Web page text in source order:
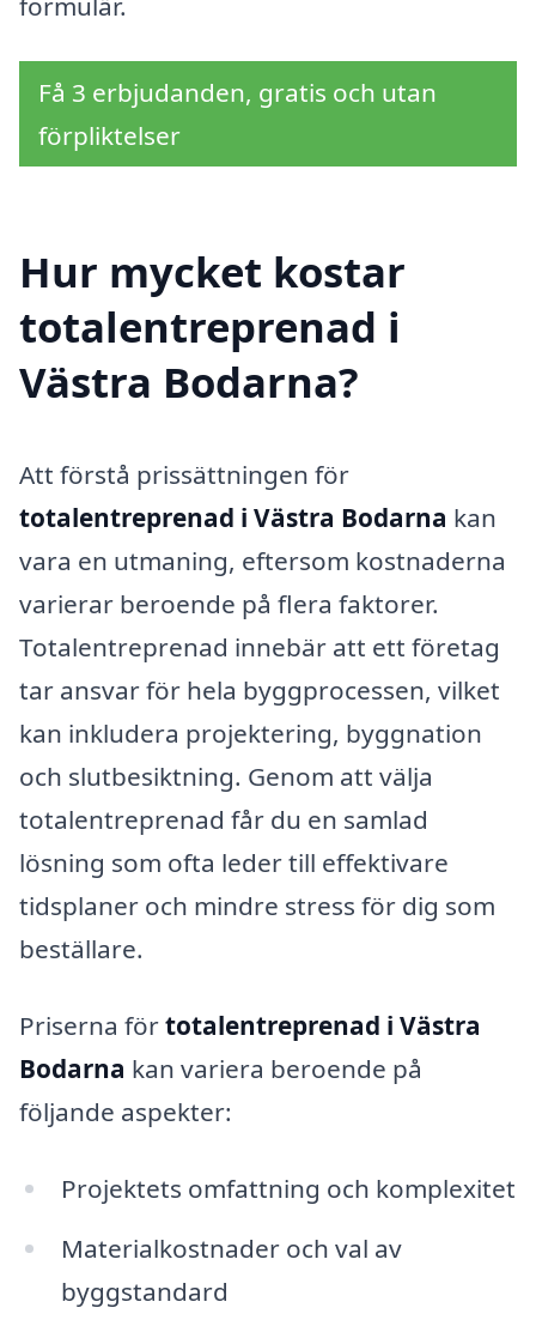
Få 3 erbjudanden, gratis och utan
förpliktelser
Hur mycket kostar
totalentreprenad i
Västra Bodarna?
Att förstå prissättningen för
totalentreprenad i Västra Bodarna kan
vara en utmaning, eftersom kostnaderna
varierar beroende på flera faktorer.
Totalentreprenad innebär att ett företag
tar ansvar för hela byggprocessen, vilket
kan inkludera projektering, byggnation
och slutbesiktning. Genom att välja
totalentreprenad får du en samlad
lösning som ofta leder till effektivare
tidsplaner och mindre stress för dig som
beställare.
Priserna förtotalentreprenad i Västra
Bodarna kan variera beroende på
följande aspekter:
Projektets omfattning och komplexitet
Materialkostnader och val av
byggstandard